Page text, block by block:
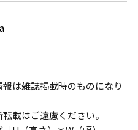
は雑誌掲載時のものになり
載はご遠慮ください。